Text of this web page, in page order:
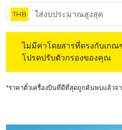
THB
ไม่มีค่าโดยสารที่ตรงกับเก
โปรดปรับตัวกรองของคุณ
*ราคาตั๋วเครื่องบินที่ดีที่สุดถูกค้นพบแล้วจ